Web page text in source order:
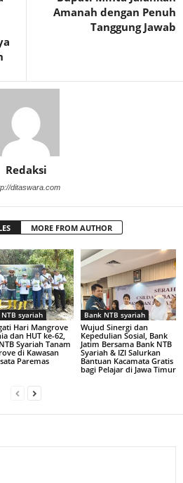
Amanah dengan Penuh
Tanggung Jawab
Redaksi
ditaswara.com
MORE FROM AUTHOR
syariah
Hari Mangrove
dan HUT ke-62,
Syariah Tanam
di Kawasan
Paremas
Bank NTB syariah
Wujud Sinergi dan
Kepedulian Sosial, Bank
Jatim Bersama Bank NTB
Syariah & IZI Salurkan
Bantuan Kacamata Gratis
bagi Pelajar di Jawa Timur